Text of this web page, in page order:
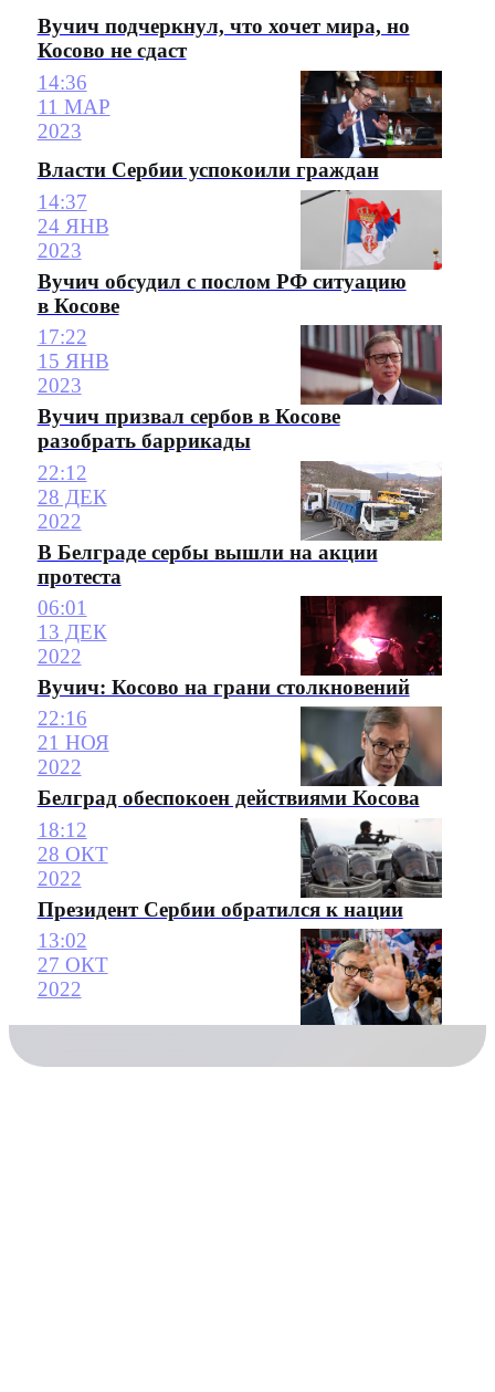
Вучич подчеркнул, что хочет мира, но
Косово не сдаст
14:36
11 МАР
2023
Власти Сербии успокоили граждан
14:37
24 ЯНВ
2023
Вучич обсудил с послом РФ ситуацию
в Косове
17:22
15 ЯНВ
2023
Вучич призвал сербов в Косове
разобрать баррикады
22:12
28 ДЕК
2022
В Белграде сербы вышли на акции
протеста
06:01
13 ДЕК
2022
Вучич: Косово на грани столкновений
22:16
21 НОЯ
2022
Белград обеспокоен действиями Косова
18:12
28 ОКТ
2022
Президент Сербии обратился к нации
13:02
27 ОКТ
2022